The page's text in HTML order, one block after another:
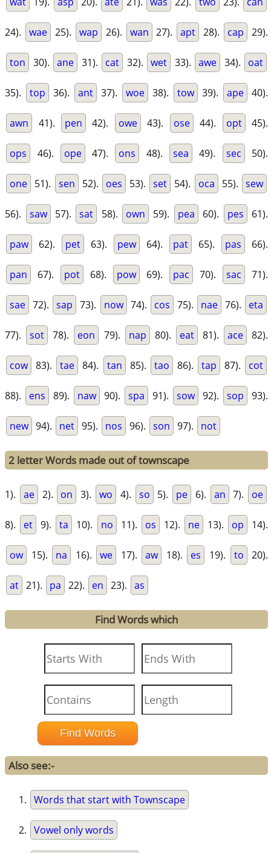
24). wae 25). wap 26). wan 27). apt 28). cap 29).
ton 30). ane 31). cat 32). wet 33). awe 34). oat
35). top 36). ant 37). woe 38). tow 39). ape 40).
awn 41). pen 42). owe 43). ose 44). opt 45).
ops 46). ope 47). ons 48). sea 49). sec 50).
one 51). sen 52). oes 53). set 54). oca 55). sew
56). saw 57). sat 58). own 59). pea 60). pes 61).
paw 62). pet 63). pew 64). pat 65). pas 66).
pan 67). pot 68). pow 69). pac 70). sac 71).
sae 72). sap 73). now 74). cos 75). nae 76). eta
77). sot 78). eon 79). nap 80). eat 81). ace 82).
cow 83). tae 84). tan 85). tao 86). tap 87). cot
88). ens 89). naw 90). spa 91). sow 92). sop 93).
new 94). net 95). nos 96). son 97). not
2 letter Words made out of townscape
1). ae 2). on 3). wo 4). so 5). pe 6). an 7). oe
8). et 9). ta 10). no 11). os 12). ne 13). op 14).
ow 15). na 16). we 17). aw 18). es 19). to 20).
at 21). pa 22). en 23). as
Find Words which
Also see:-
Words that start with Townscape
Vowel only words